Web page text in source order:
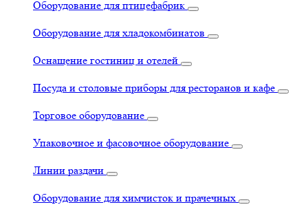
Оборудование для птицефабрик
Оборудование для хладокомбинатов
Оснащение гостиниц и отелей
Посуда и столовые приборы для ресторанов и кафе
Торговое оборудование
Упаковочное и фасовочное оборудование
Линии раздачи
Оборудование для химчисток и прачечных